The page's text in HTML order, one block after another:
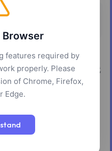
具，用更快、更强的键盘
一个热键唤出窗口后，你就
计算、调用剪贴板历史、展
把 Shell 脚本、
水线。
解锁 Workflow、剪贴
成以及 iOS 端远程控制。出
features required by
properly. Please
of Chrome, Firefox,
Edge.